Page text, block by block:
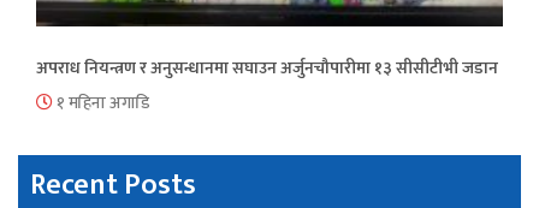
अपराध नियन्त्रण र अनुसन्धानमा सघाउन अर्जुनचौपारीमा १३ सीसीटीभी जडान
१ महिना अगाडि
Recent Posts